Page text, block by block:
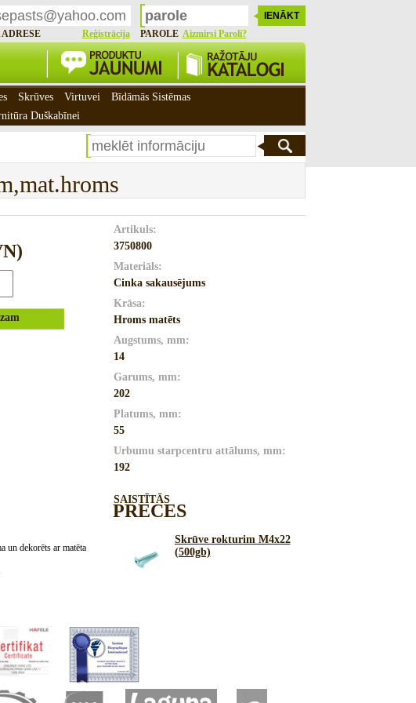
ADRESE Reģistrācija PAROLE Aizmirsi Paroli?
un dekorēts ar matēta
Artikuls:
3750800
Materiāls:
Cinka sakausējums
Krāsa:
Hroms matēts
Augstums, mm:
14
Garums, mm:
202
Platums, mm:
55
Urbumu starpcentru attālums, mm:
192
SAISTĪTĀS
PRECES
Skrūve rokturim M4x22
(500gb)
Skrūves Virtuvei
Bīdāmās Sistēmas
Duškabīnei